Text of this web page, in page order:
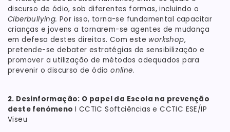
discurso de ódio, sob diferentes formas, incluindo o
Ciberbullying. Por isso, torna-se fundamental capacitar
crianças e jovens a tornarem-se agentes de mudança
em defesa destes direitos. Com esteworkshop,
pretende-se debater estratégias de sensibilização e
promover a utilização de métodos adequados para
prevenir o discurso de ódioonline.
2. Desinformação: O papel da Escola na prevenção
deste fenómenoI CCTIC Softciências e CCTIC ESE/IP
Viseu